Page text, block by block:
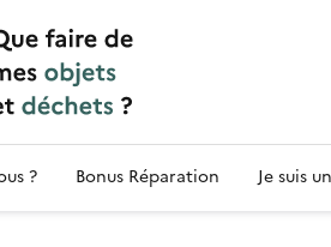
mes objets & déchets
? Bonus Réparation Je suis